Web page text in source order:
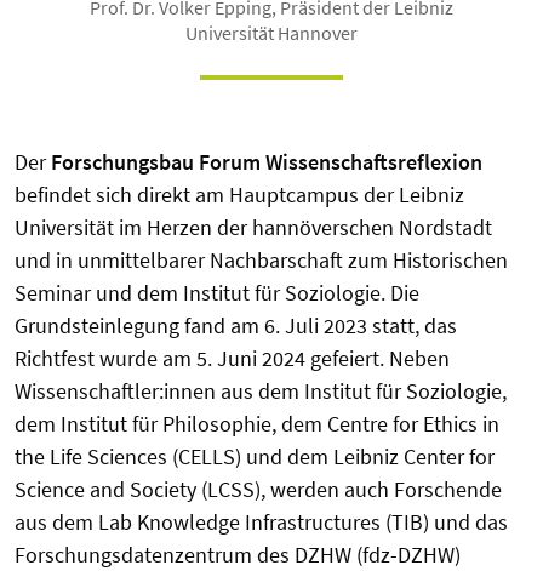
Prof. Dr. Volker Epping, Präsident der Leibniz
Universität Hannover
DerForschungsbau Forum Wissenschaftsreflexion
befindet sich direkt am Hauptcampus der Leibniz
Universität im Herzen der hannöverschen Nordstadt
und in unmittelbarer Nachbarschaft zum Historischen
Seminar und dem Institut für Soziologie. Die
Grundsteinlegung fand am 6. Juli 2023 statt, das
Richtfest wurde am 5. Juni 2024 gefeiert. Neben
Wissenschaftler:innen aus dem Institut für Soziologie,
dem Institut für Philosophie, dem Centre for Ethics in
the Life Sciences (CELLS) und dem Leibniz Center for
Science and Society (LCSS), werden auch Forschende
aus dem Lab Knowledge Infrastructures (TIB) und das
Forschungsdatenzentrum des DZHW (fdz-DZHW)